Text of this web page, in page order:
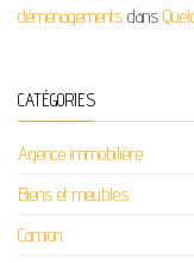
déménagements dans
CATÉGORIES
Agence immobilière
Biens et meubles
Camion